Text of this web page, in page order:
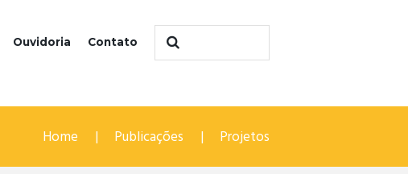
Ouvidoria Contato
Home Publicações Projetos